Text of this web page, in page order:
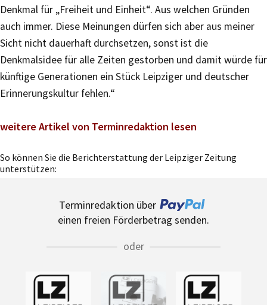
Denkmal für „Freiheit und Einheit“. Aus welchen Gründen
auch immer. Diese Meinungen dürfen sich aber aus meiner
Sicht nicht dauerhaft durchsetzen, sonst ist die
Denkmalsidee für alle Zeiten gestorben und damit würde für
künftige Generationen ein Stück Leipziger und deutscher
Erinnerungskultur fehlen.“
weitere Artikel von Terminredaktion lesen
So können Sie die Berichterstattung der Leipziger Zeitung
unterstützen:
Terminredaktion über
einen freien Förderbetrag senden.
oder